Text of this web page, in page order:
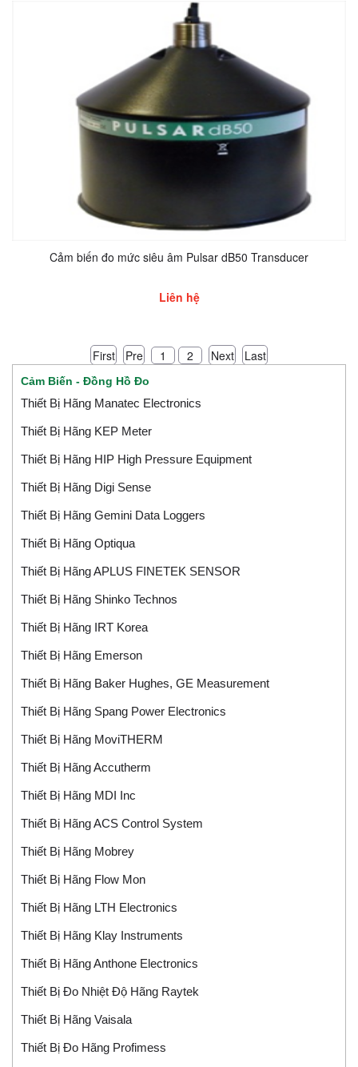
Cảm biến đo mức siêu âm Pulsar dB50 Transducer
Liên hệ
First Pre 1 2 Next Last
Cảm Biến - Đồng Hồ Đo
Thiết Bị Hãng Manatec Electronics
Thiết Bị Hãng KEP Meter
Thiết Bị Hãng HIP High Pressure Equipment
Thiết Bị Hãng Digi Sense
Thiết Bị Hãng Gemini Data Loggers
Thiết Bị Hãng Optiqua
Thiết Bị Hãng APLUS FINETEK SENSOR
Thiết Bị Hãng Shinko Technos
Thiết Bị Hãng IRT Korea
Thiết Bị Hãng Emerson
Thiết Bị Hãng Baker Hughes, GE Measurement
Thiết Bị Hãng Spang Power Electronics
Thiết Bị Hãng MoviTHERM
Thiết Bị Hãng Accutherm
Thiết Bị Hãng MDI Inc
Thiết Bị Hãng ACS Control System
Thiết Bị Hãng Mobrey
Thiết Bị Hãng Flow Mon
Thiết Bị Hãng LTH Electronics
Thiết Bị Hãng Klay Instruments
Thiết Bị Hãng Anthone Electronics
Thiết Bị Đo Nhiệt Độ Hãng Raytek
Thiết Bị Hãng Vaisala
Thiết Bị Đo Hãng Profimess